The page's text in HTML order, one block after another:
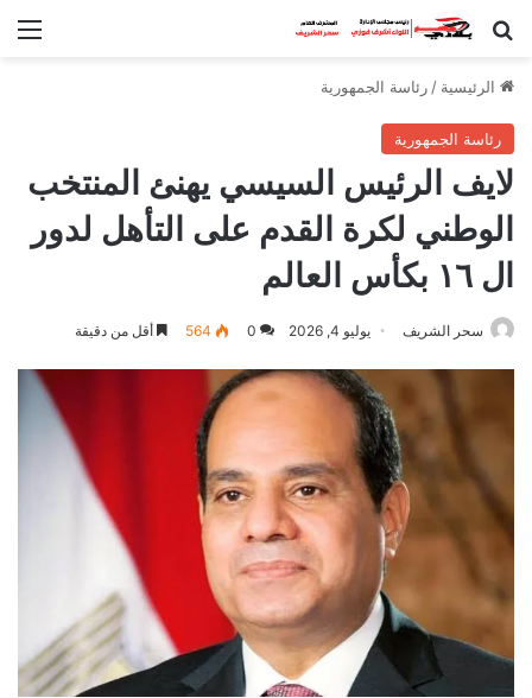
بحث عن
الرئيسية / رئاسة الجمهورية
رئاسة الجمهورية
لايف الرئيس السيسي يهنئ المنتخب
الوطني لكرة القدم على التأهل لدور
ال ١٦ بكأس العالم
سحر الشريف يوليو 4, 2026 0
564 أقل من دقيقة